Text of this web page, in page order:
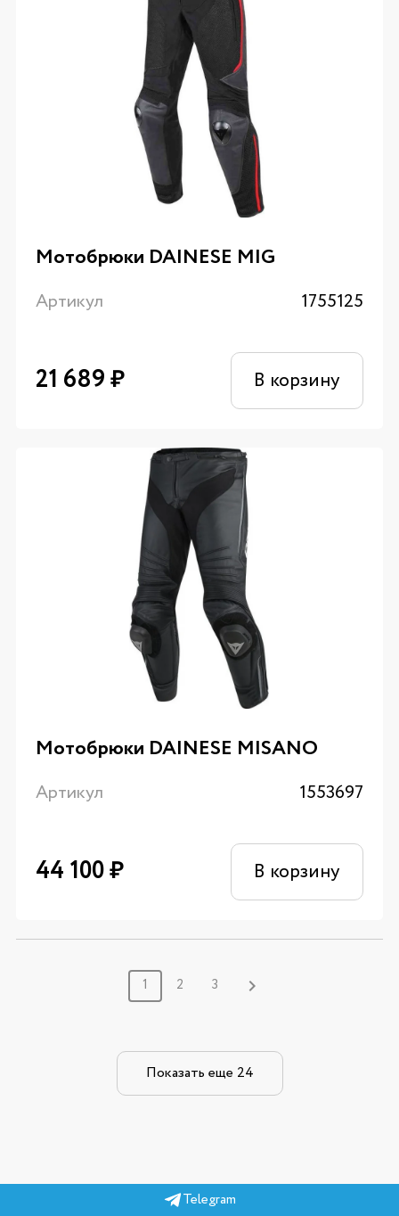
Мотобрюки DAINESE MIG
Артикул 1755125
21 689₽ В корзину
Мотобрюки DAINESE MISANO
Артикул 1553697
44 100₽ В корзину
1 2 3
Показать еще 24
Telegram